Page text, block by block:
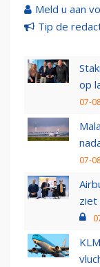
Meld u aan
Tip de
op
07-
07-
ziet